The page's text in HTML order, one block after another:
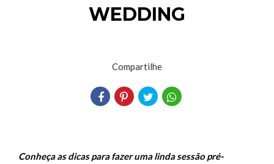
WEDDING
Compartilhe
Conheça as dicas para fazer uma linda sessão pré-